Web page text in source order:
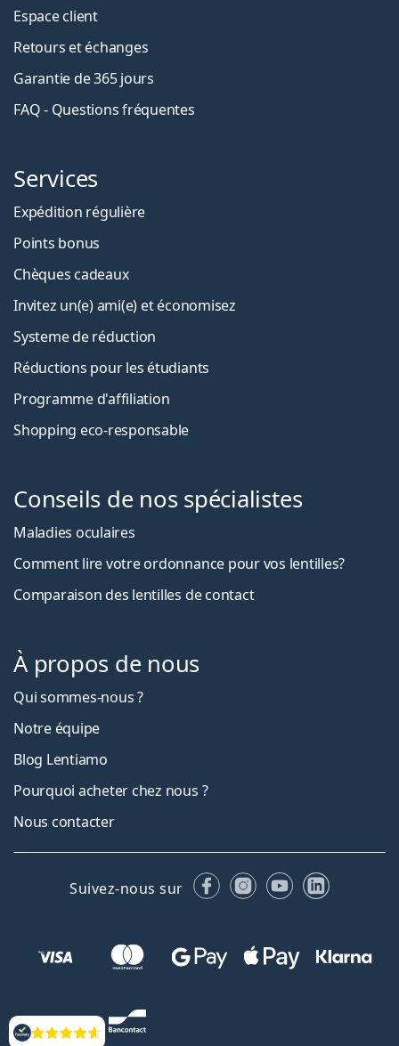
Évaluation
Espace client
Retours et échanges
Garantie de 365 jours
FAQ - Questions fréquentes
Services
Expédition régulière
Points bonus
Chèques cadeaux
Invitez un(e) ami(e) et économisez
Systeme de réduction
Réductions pour les étudiants
Programme d'affiliation
Shopping eco-responsable
Conseils de nos spécialistes
Maladies oculaires
Comment lire votre ordonnance pour vos lentilles?
Comparaison des lentilles de contact
À propos de nous
Qui sommes-nous ?
Notre équipe
Blog Lentiamo
Pourquoi acheter chez nous ?
Nous contacter
Suivez-nous sur FacebookInstagram
YouTubeLinkedIn